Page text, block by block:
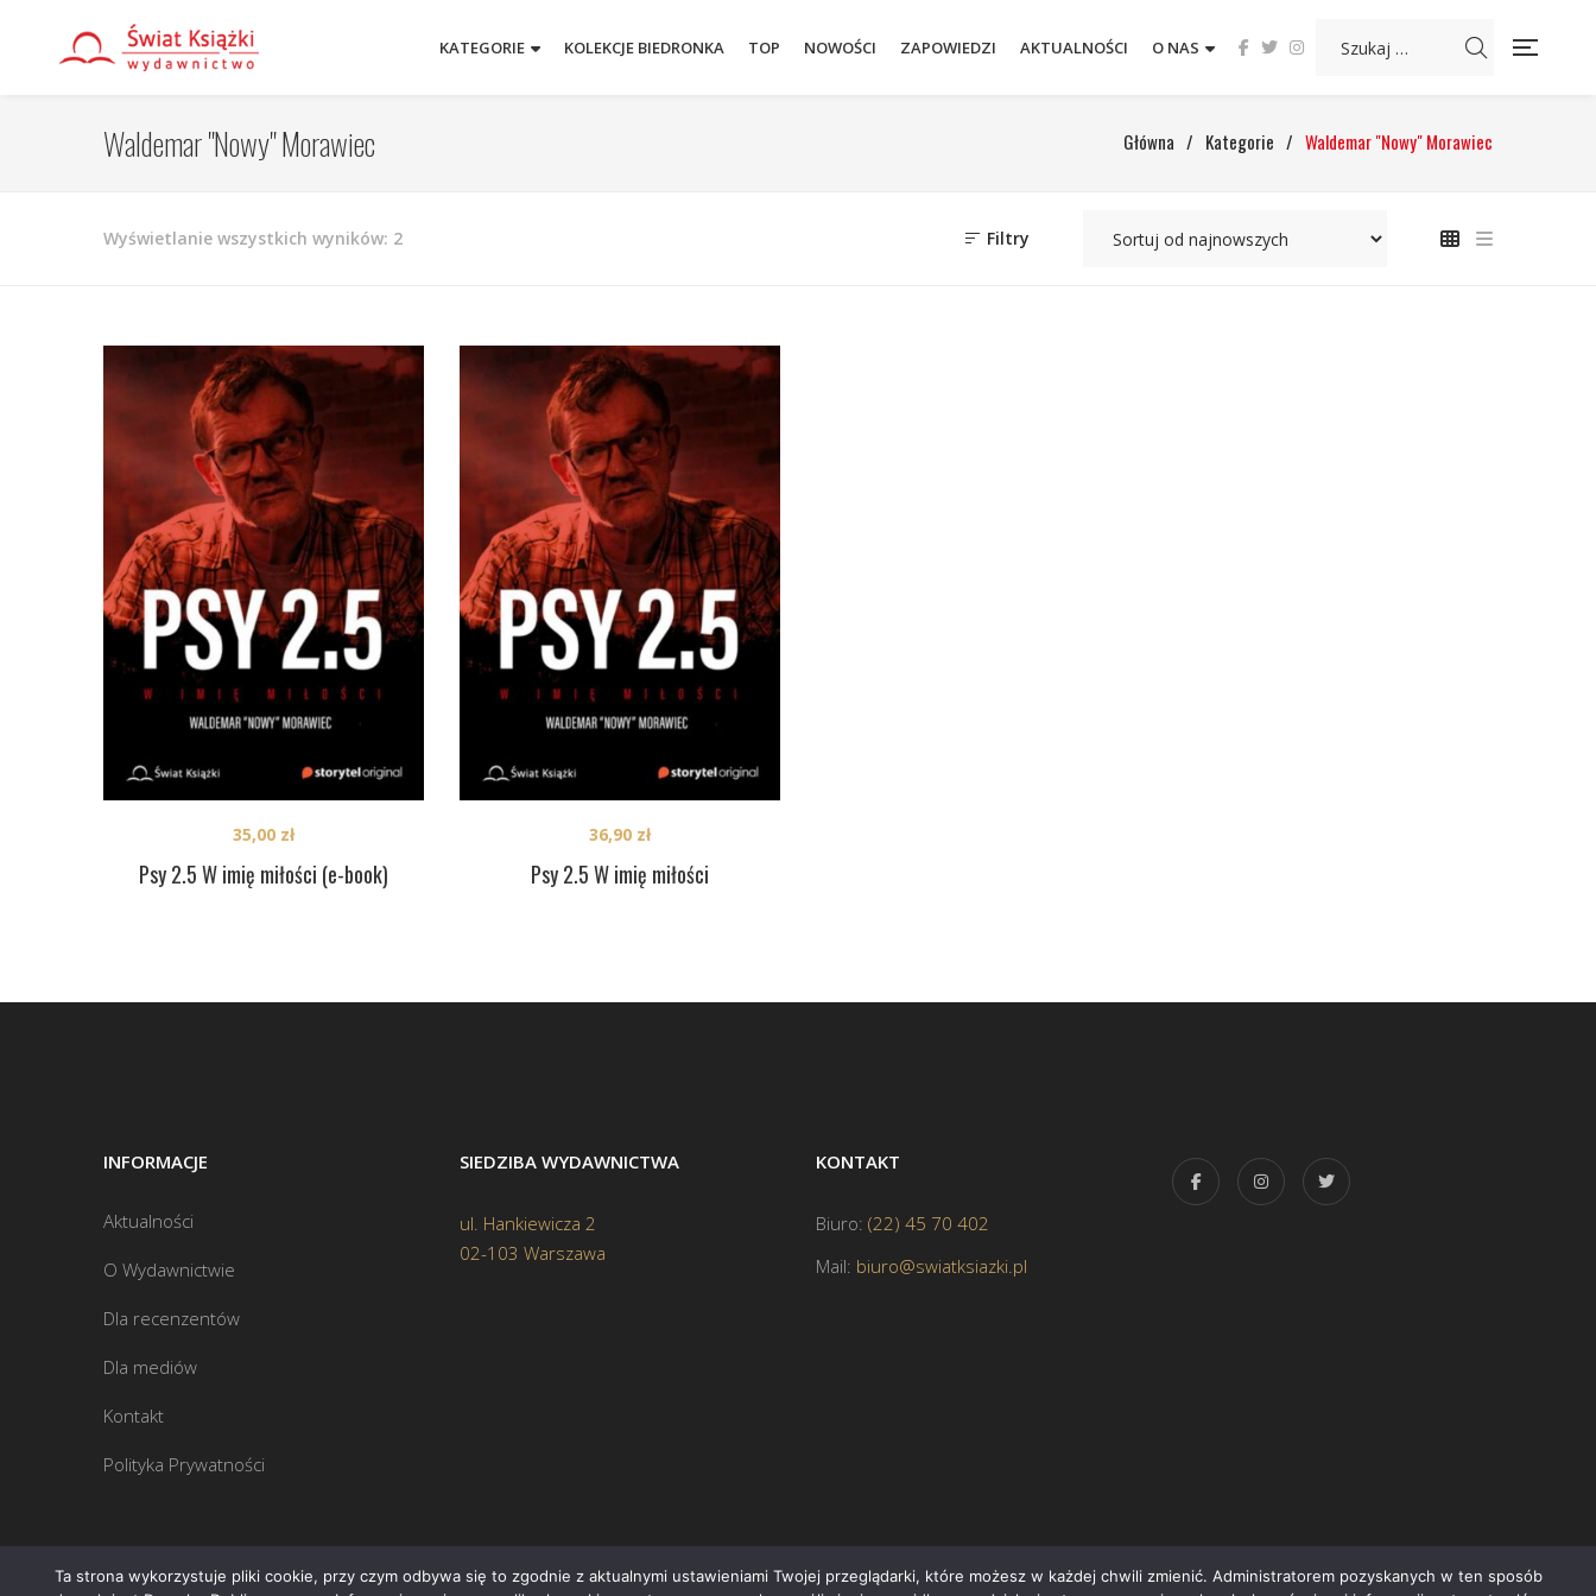
KATEGORIE KOLEKCJE BIEDRONKA TOP NOWOŚCI ZAPOWIEDZI AKTUALNOŚCI O NAS
Waldemar "Nowy" Morawiec Główna / Kategorie / Waldemar "Nowy" Morawiec
Wyświetlanie wszystkich wyników: 2Posortowane
Filtry
Psy 2.5 W imię miłości (e-book)
35,00 zł
Psy 2.5 W imię miłości
36,90 zł
INFORMACJE
Aktualności
O Wydawnictwie
Dla recenzentów
Dla mediów
Kontakt
Polityka Prywatności
SIEDZIBA WYDAWNICTWA
ul. Hankiewicza 2
02-103 Warszawa
KONTAKT
Biuro: (22) 45 70 402
Mail: biuro@swiatksiazki.pl
Ta strona wykorzystuje pliki cookie, przy czym odbywa się to zgodnie z aktualnymi ustawieniami Twojej przeglądarki, które możesz w każdej chwili zmienić. Administratorem pozyskanych w ten sposób